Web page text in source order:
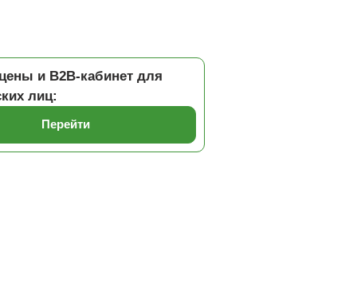
и B2B-кабинет для
лиц:
Перейти